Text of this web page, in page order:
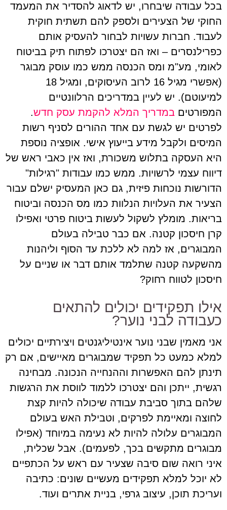
בכל עבודה שיבחרו, יש לדאוג להסדיר את המעמד
החוקי של הצעירים ולספק להם תשתית חוקית
לעבוד. חברות עשויות לבחור להעסיק אותם
כפרילנסרים – ואז הם יצטרכו לפתוח תיק בביטוח
לאומי, מע"מ ומס הכנסה ממש כמו עוסק מבוגר
(אפשרי מגיל 16 לרוב העיסוקים, ומגיל 18
למיעוטם). יש לעיין במדריכים הרלוונטיים
המפורטים במדריך המלא להקמת עסק חדש.
לפרטים יש לגשת עם אחד ההורים לסניף רשות
המיסים ולקבל מידע בייעוץ אישי. אופציה נוספת
היא העסקה בתלוש משכורת, ואז אין כאבי ראש של
דיווח עצמי לרשויות. ממש כמו עבודות "רגילות"
הדורשות נוכחות פיזית, גם כאן המעסיק ישלם עבור
הצעיר את העלויות הנלוות כמו מס הכנסה וביטוח
בריאות. מומלץ לשקול לעשות ביטוח פרטי ואפילו
קרן חיסכון קטנה. אם כבר טבילה בעולם
המבוגרים, אז למה לא ללכת עד הסוף וליהנות
מהשקעה קטנה שתלמד אותם דבר או שניים על
חיסכון לטווח רחוק?
אילו תפקידים יכולים להתאים
כעבודה לבני נוער?
אני מאמין שבני נוער אינטיליגנטים ויצירתיים יכולים
למלא כמעט כל תפקיד שמבוגרים מאיישים, אם רק
תינתן להם האפשרות וההנחייה הנכונה. מבחינה
רגשית, ייתכן והם יצטרכו ללמוד לווסת את הרגשות
שלהם בתוך סביבת עבודה שיכולה להיות קצת
לחוצה ומאיימת לפרקים, וטבילת האש בעולם
המבוגרים עלולה להיות לא נעימה במיוחד (אפילו
מבוגרים מתקשים בכך, לפעמים). אבל שכלית,
איני רואה שום סיבה שצעיר עם ראש על הכתפיים
לא יוכל למלא תפקידים מעשיים שונים: כתיבה
ועריכת תוכן, עיצוב גרפי, בניית אתרים ועוד.